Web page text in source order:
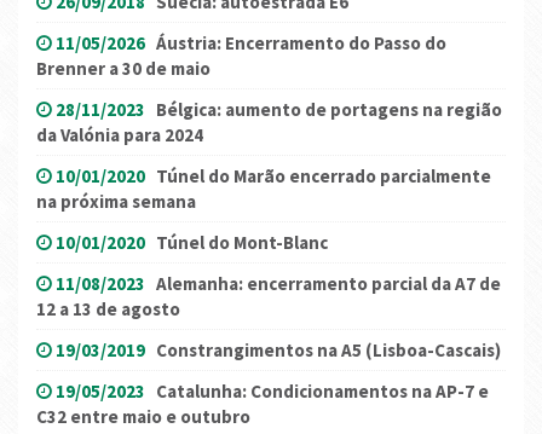
11/05/2026 Áustria: Encerramento do Passo do
Brenner a 30 de maio
28/11/2023 Bélgica: aumento de portagens na região
da Valónia para 2024
10/01/2020 Túnel do Marão encerrado parcialmente
na próxima semana
10/01/2020 Túnel do Mont-Blanc
11/08/2023 Alemanha: encerramento parcial da A7 de
12 a 13 de agosto
19/03/2019 Constrangimentos na A5 (Lisboa-Cascais)
19/05/2023 Catalunha: Condicionamentos na AP-7 e
C32 entre maio e outubro